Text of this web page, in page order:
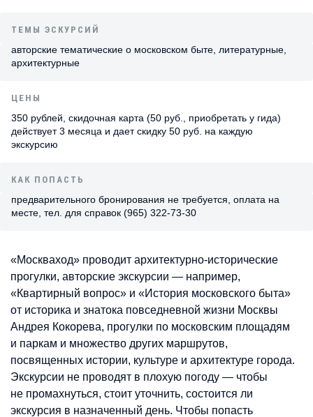
ТЕМЫ ЭСКУРСИЙ
авторские тематические о московском быте, литературные,
архитектурные
ЦЕНЫ
350 рублей, скидочная карта (50 руб., приобретать у гида)
действует 3 месяца и дает скидку 50 руб. на каждую
экскурсию
КАК ПОПАСТЬ
предварительного бронирования не требуется, оплата на
месте, тел. для справок (965) 322-73-30
«Москваход» проводит архитектурно-исторические
прогулки, авторские экскурсии — например,
«Квартирный вопрос» и «История московского быта»
от историка и знатока повседневной жизни Москвы
Андрея Кокорева, прогулки по московским площадям
и паркам и множество других маршрутов,
посвященных истории, культуре и архитектуре города.
Экскурсии не проводят в плохую погоду — чтобы
не промахнуться, стоит уточнить, состоится ли
экскурсия в назначенный день. Чтобы попасть